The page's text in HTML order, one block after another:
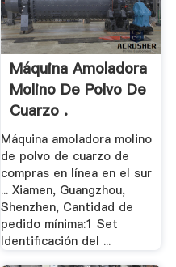
Máquina Amoladora
Molino De Polvo De
Cuarzo .
Máquina amoladora molino
de polvo de cuarzo de
compras en línea en el sur
... Xiamen, Guangzhou,
Shenzhen, Cantidad de
pedido mínima:1 Set
Identificación del ...